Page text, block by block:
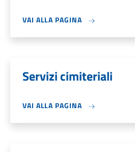
VAI ALLA PAGINA
Servizi cimiteriali
VAI ALLA PAGINA